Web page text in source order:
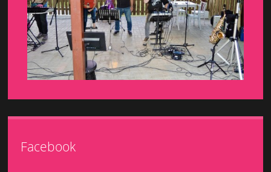
Facebook